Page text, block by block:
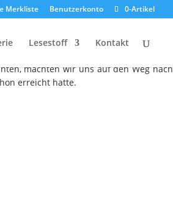
Merkliste Benutzerkonto 0-Artikel
Lesestoff Kontakt
machten wir uns auf den Weg nach
erreicht hatte.